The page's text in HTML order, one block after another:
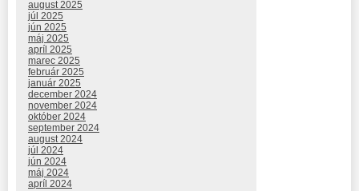
august 2025
júl 2025
jún 2025
máj 2025
apríl 2025
marec 2025
február 2025
január 2025
december 2024
november 2024
október 2024
september 2024
august 2024
júl 2024
jún 2024
máj 2024
apríl 2024